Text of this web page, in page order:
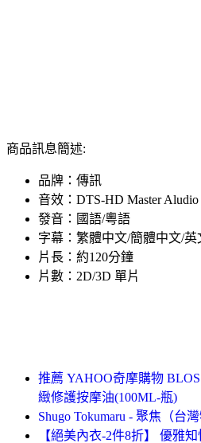
商品訊息簡述:
品牌：傳訊
音效：DTS-HD Master
發音：國語/粵語
字幕：繁體中文/簡體中文/英
片長：約120分鐘
片數：2D/3D 單片
推薦 YAHOO奇摩購物
緻修護按摩油(100ML-瓶)
Shugo Tokumaru - 聚焦（台
【絕美內衣-2件8折】 優雅